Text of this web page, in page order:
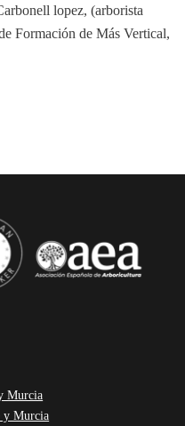
lopez, (arborista
Formación de Más Vertical,
Murcia
y Murcia